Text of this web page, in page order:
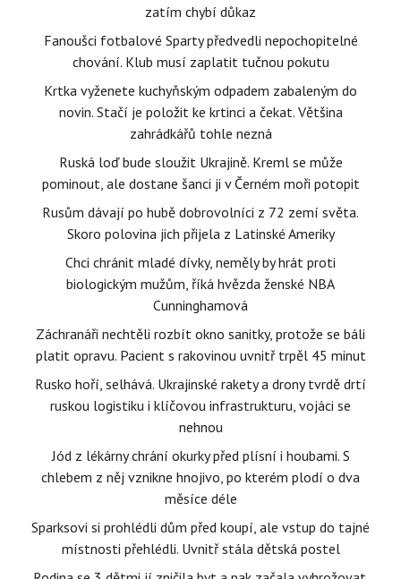
zatím chybí důkaz
Fanoušci fotbalové Sparty předvedli nepochopitelné
chování. Klub musí zaplatit tučnou pokutu
Krtka vyženete kuchyňským odpadem zabaleným do
novin. Stačí je položit ke krtinci a čekat. Většina
zahrádkářů tohle nezná
Ruská loď bude sloužit Ukrajině. Kreml se může
pominout, ale dostane šanci ji v Černém moři potopit
Rusům dávají po hubě dobrovolníci z 72 zemí světa.
Skoro polovina jich přijela z Latinské Ameriky
Chci chránit mladé dívky, neměly by hrát proti
biologickým mužům, říká hvězda ženské NBA
Cunninghamová
Záchranáři nechtěli rozbít okno sanitky, protože se báli
platit opravu. Pacient s rakovinou uvnitř trpěl 45 minut
Rusko hoří, selhává. Ukrajinské rakety a drony tvrdě drtí
ruskou logistiku i klíčovou infrastrukturu, vojáci se
nehnou
Jód z lékárny chrání okurky před plísní i houbami. S
chlebem z něj vznikne hnojivo, po kterém plodí o dva
měsíce déle
Sparksovi si prohlédli dům před koupí, ale vstup do tajné
místnosti přehlédli. Uvnitř stála dětská postel